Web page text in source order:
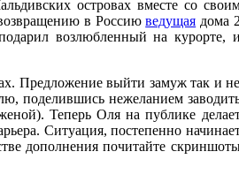
островах вместе со
в Россиюведущая дома 2
возлюбленный на курорте, и
Предложение выйти замуж так и не
поделившись нежеланием
Теперь Оля на публике
Ситуация, постепенно
дополнения почитайте